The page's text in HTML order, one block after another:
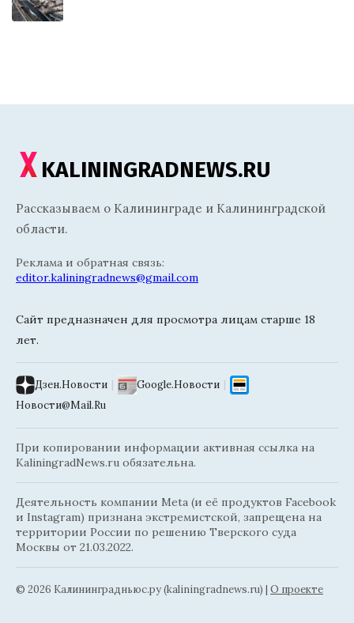
KALININGRADNEWS.RU
Рассказываем о Калининграде и Калининградской
области.
Реклама и обратная связь:
editor.kaliningradnews@gmail.com
Сайт предназначен для просмотра лицам старше 18
лет.
Дзен.Новости | Google.Новости |
Новости@Mail.Ru
При копировании информации активная ссылка на
KaliningradNews.ru обязательна.
Деятельность компании Meta (и её продуктов Facebook
и Instagram) признана экстремистской, запрещена на
территории России по решению Тверского суда
Москвы от 21.03.2022.
© 2026 Калининградньюc.ру (kaliningradnews.ru) | О проекте